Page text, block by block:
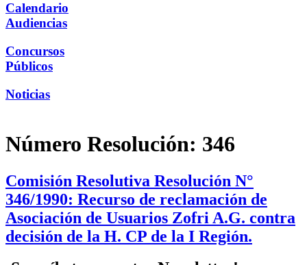
Calendario
Audiencias
Concursos
Públicos
Noticias
Número Resolución: 346
Comisión Resolutiva Resolución N°
346/1990: Recurso de reclamación de
Asociación de Usuarios Zofri A.G. contra
decisión de la H. CP de la I Región.